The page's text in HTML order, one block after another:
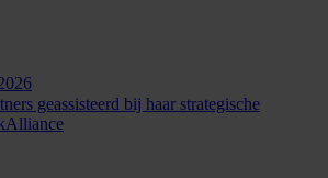
geassisteerd bij haar strategische